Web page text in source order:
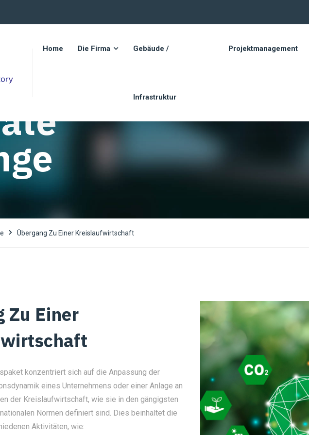
Home Die Firma Gebäude /
Infrastruktur
Projektmanagement
Übergang Zu Einer Kreislaufwirtschaft
Zu Einer
konzentriert sich auf die Anpassung der
eines Unternehmens oder einer Anlage an
der Kreislaufwirtschaft, wie sie in den gängigsten
Normen definiert sind. Dies beinhaltet die
Aktivitäten, wie: